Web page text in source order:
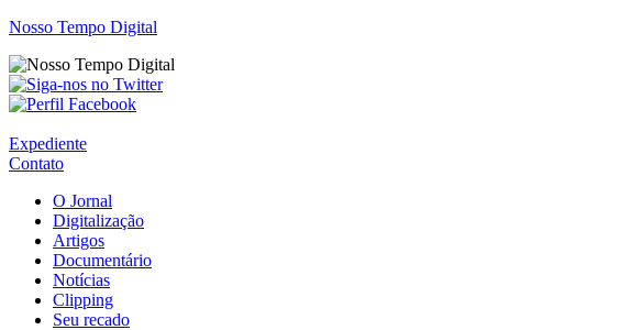
Nosso Tempo Digital
Expediente
Contato
O Jornal
Digitalização
Artigos
Documentário
Notícias
Clipping
Seu recado